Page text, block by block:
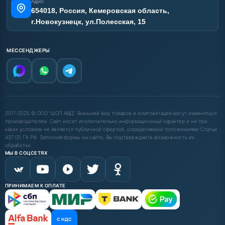
Адрес
654018, Россия, Кемеровская область,
г.Новокузнецк, ул.Полесская, 15
МЕССЕНДЖЕРЫ
2017-2025 © ООО "ШОП АВД". Внешний вид товаров и комплектация могут изменяться
производителем. Сайт носит исключительно информационный характер и ни при
каких условиях не является публичной офертой, определяемой положениями Статьи
437 (2) ГК РФ. Заполняя формы на сайте, Вы подтверждаете возможность их
обработки.
МЫ В СОЦСЕТЯХ
ПРИНИМАЕМ К ОПЛАТЕ
С НДС